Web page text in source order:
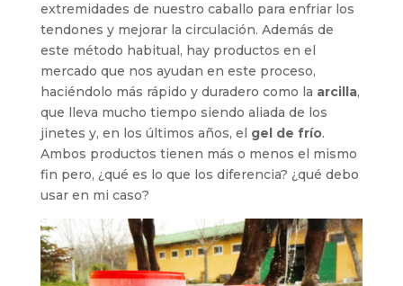
extremidades de nuestro caballo para enfriar los
tendones y mejorar la circulación. Además de
este método habitual, hay productos en el
mercado que nos ayudan en este proceso,
haciéndolo más rápido y duradero como la arcilla,
que lleva mucho tiempo siendo aliada de los
jinetes y, en los últimos años, el gel de frío.
Ambos productos tienen más o menos el mismo
fin pero, ¿qué es lo que los diferencia? ¿qué debo
usar en mi caso?